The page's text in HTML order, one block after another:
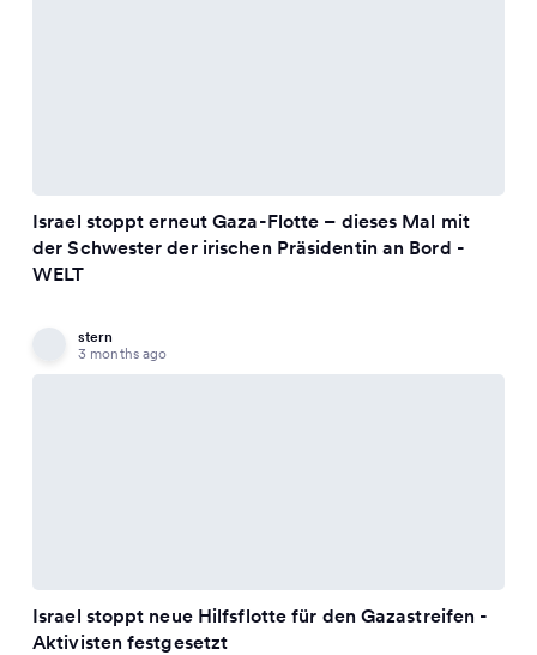
Israel stoppt erneut Gaza-Flotte – dieses Mal mit
der Schwester der irischen Präsidentin an Bord -
WELT
stern
3 months ago
Israel stoppt neue Hilfsflotte für den Gazastreifen -
Aktivisten festgesetzt